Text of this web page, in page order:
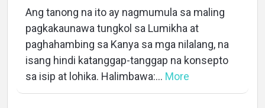
Ang tanong na ito ay nagmumula sa maling
pagkakaunawa tungkol sa Lumikha at
paghahambing sa Kanya sa mga nilalang, na
isang hindi katanggap-tanggap na konsepto
sa isip at lohika. Halimbawa:... More